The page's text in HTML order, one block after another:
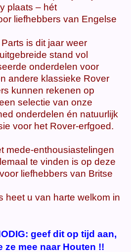
plaats – hét
liefhebbers van Engelse
is dit jaar weer
stand vol
onderdelen voor
andere klassieke Rover
kunnen rekenen op
selectie van onze
onderdelen én natuurlijk
voor het Rover-erfgoed.
mede-enthousiastelingen
te vinden is op deze
liefhebbers van Britse
heet u van harte welkom in
geef dit op tijd aan,
ze mee naar Houten !!